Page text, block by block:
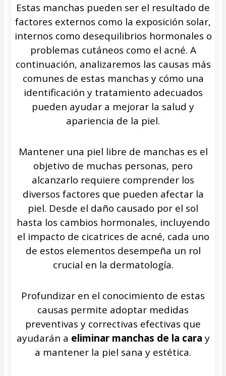
Estas manchas pueden ser el resultado de
factores externos como la exposición solar,
internos como desequilibrios hormonales o
problemas cutáneos como el acné. A
continuación, analizaremos las causas más
comunes de estas manchas y cómo una
identificación y tratamiento adecuados
pueden ayudar a mejorar la salud y
apariencia de la piel.
Mantener una piel libre de manchas es el
objetivo de muchas personas, pero
alcanzarlo requiere comprender los
diversos factores que pueden afectar la
piel. Desde el daño causado por el sol
hasta los cambios hormonales, incluyendo
el impacto de cicatrices de acné, cada uno
de estos elementos desempeña un rol
crucial en la dermatología.
Profundizar en el conocimiento de estas
causas permite adoptar medidas
preventivas y correctivas efectivas que
ayudarán a eliminar manchas de la cara y
a mantener la piel sana y estética.